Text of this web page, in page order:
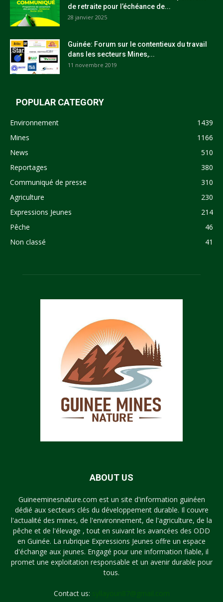
de retraite pour l’échéance de...
28 janvier 2025
Guinée: Forum sur le contentieux du travail
dans les secteurs Mines,...
11 novembre 2019
POPULAR CATEGORY
Environnement
1439
Mines
1166
News
510
Reportages
380
Communiqué de presse
310
Agriculture
230
Expressions Jeunes
214
Pêche
46
Non classé
41
ABOUT US
Guineeminesnature.com est un site d'information guinéen
dédié aux secteurs clés du développement durable. Il couvre
l'actualité des mines, de l'environnement, de l'agriculture, de la
pêche et de l'élevage , tout en suivant les avancées des ODD
en Guinée. La rubrique Expressions Jeunes offre un espace
d'échange aux jeunes. Engagé pour une information fiable, il
promet une exploitation responsable et un avenir durable pour
tous.
Contact us: